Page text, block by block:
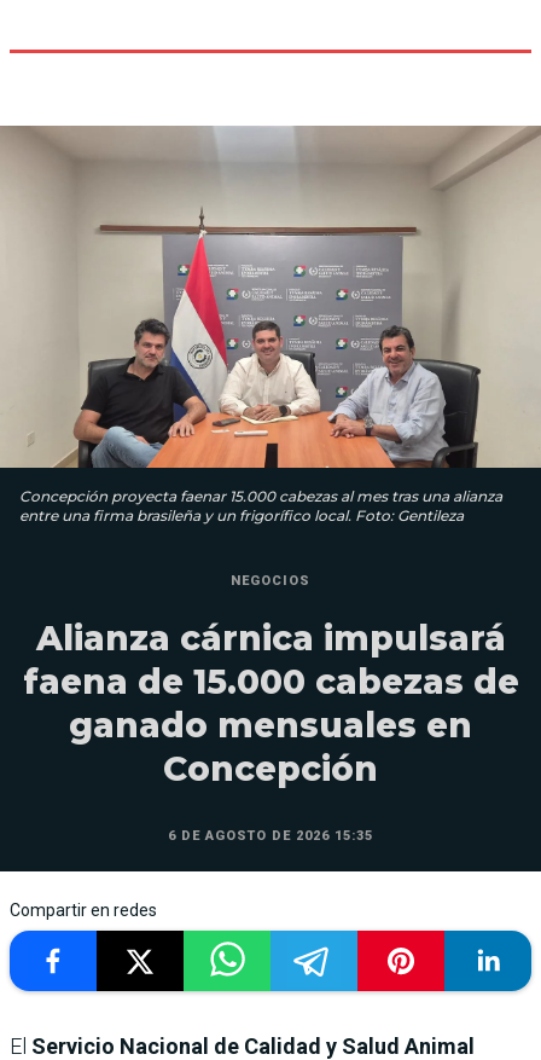
Concepción proyecta faenar 15.000 cabezas al mes tras una alianza
entre una firma brasileña y un frigorífico local. Foto: Gentileza
NEGOCIOS
Alianza cárnica impulsará
faena de 15.000 cabezas de
ganado mensuales en
Concepción
6 DE AGOSTO DE 2026 15:35
Compartir en redes
El Servicio Nacional de Calidad y Salud Animal